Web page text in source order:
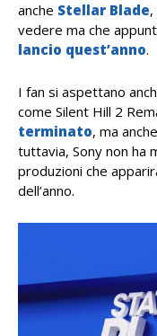
anche Stellar Blade
vedere ma che
lancio quest’anno.
I fan si aspettano
come Silent Hill 2
terminato, ma anche
tuttavia, Sony non ha
produzioni che
dell’anno.